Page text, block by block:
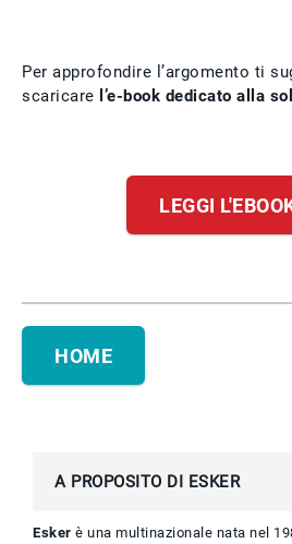
Per approfondire l’argomento ti
scaricare l’e-book dedicato alla
LEGGI
HOME
A PROPOSITO DI ESKER
Esker è una multinazionale nata nel